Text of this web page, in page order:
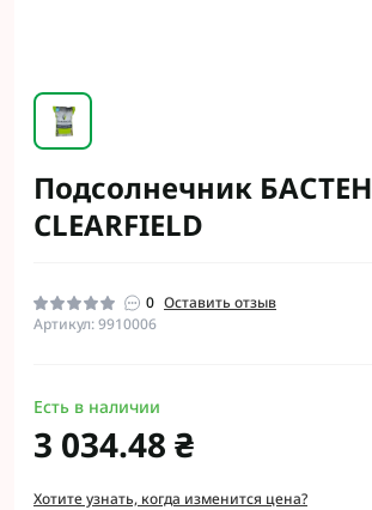
Подсолнечник БАСТЕН
CLEARFIELD
0 Оставить отзыв
Артикул: 9910006
Есть в наличии
3 034.48 ₴
Хотите узнать, когда изменится цена?